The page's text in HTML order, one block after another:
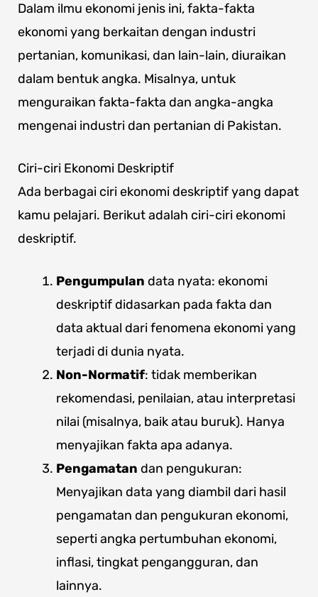
Dalam ilmu ekonomi jenis ini, fakta-fakta
ekonomi yang berkaitan dengan industri
pertanian, komunikasi, dan lain-lain, diuraikan
dalam bentuk angka. Misalnya, untuk
menguraikan fakta-fakta dan angka-angka
mengenai industri dan pertanian di Pakistan.
Ciri-ciri Ekonomi Deskriptif
Ada berbagai ciri ekonomi deskriptif yang dapat
kamu pelajari. Berikut adalah ciri-ciri ekonomi
deskriptif.
Pengumpulan data nyata: ekonomi
deskriptif didasarkan pada fakta dan
data aktual dari fenomena ekonomi yang
terjadi di dunia nyata.
Non-Normatif: tidak memberikan
rekomendasi, penilaian, atau interpretasi
nilai (misalnya, baik atau buruk). Hanya
menyajikan fakta apa adanya.
Pengamatan dan pengukuran:
Menyajikan data yang diambil dari hasil
pengamatan dan pengukuran ekonomi,
seperti angka pertumbuhan ekonomi,
inflasi, tingkat pengangguran, dan
lainnya.